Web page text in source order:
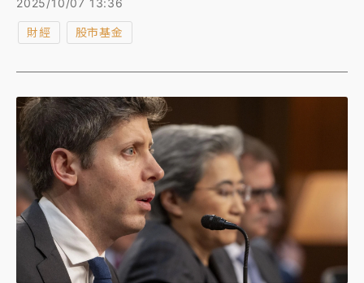
達股價則挫逾1%。
2025/10/07 13:36
財經 股市基金